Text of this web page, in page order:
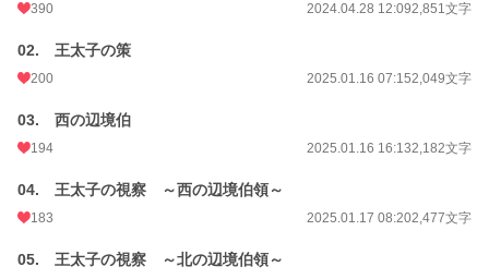
390 2024.04.28 12:092,851文字
02. 王太子の策
200 2025.01.16 07:152,049文字
03. 西の辺境伯
194 2025.01.16 16:132,182文字
04. 王太子の視察 ～西の辺境伯領～
183 2025.01.17 08:202,477文字
05. 王太子の視察 ～北の辺境伯領～